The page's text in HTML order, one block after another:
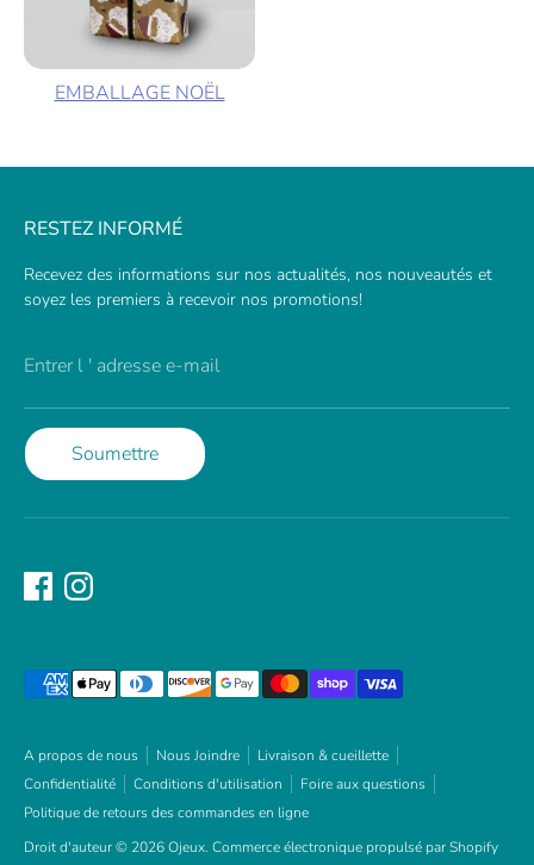
EMBALLAGE NOËL
RESTEZ INFORMÉ
Recevez des informations sur nos actualités, nos nouveautés et
soyez les premiers à recevoir nos promotions!
Entrer l ' adresse e-mail
Soumettre
A propos de nous Nous Joindre
Livraison & cueillette
Confidentialité
Conditions d'utilisation
Foire aux questions
Politique de retours des commandes en ligne
Droit d'auteur © 2026Ojeux. Commerce électronique propulsé par Shopify
Méthodes
de
acceptées